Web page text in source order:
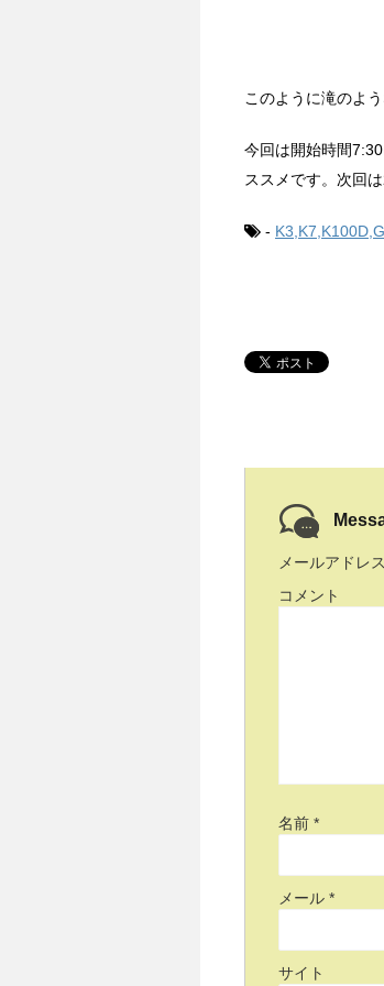
このように滝のよ
今回は開始時間
ススメです。次回
-
メールアドレ
コメント
名前 *
メール *
サイト